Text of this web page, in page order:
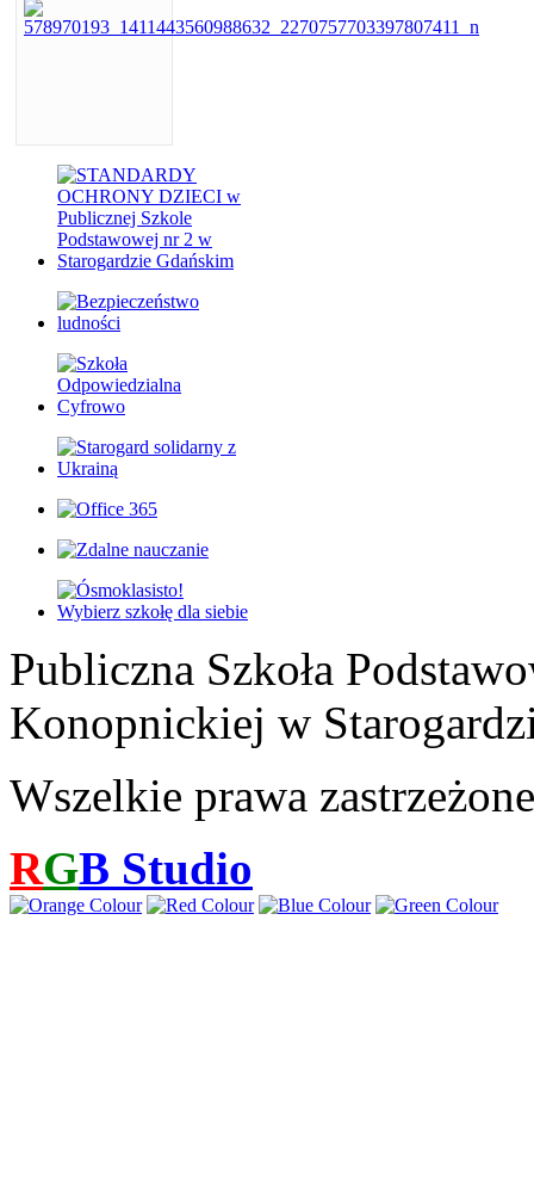
Publiczna Szkoła
Konopnickiej w
Wszelkie prawa zastrzeżone
RGB Studio